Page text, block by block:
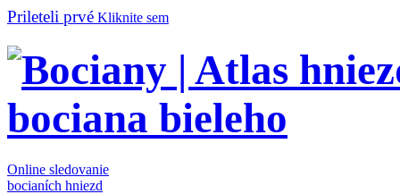
Prileteli prvé Kliknite sem
Online sledovanie
bocianích hniezd